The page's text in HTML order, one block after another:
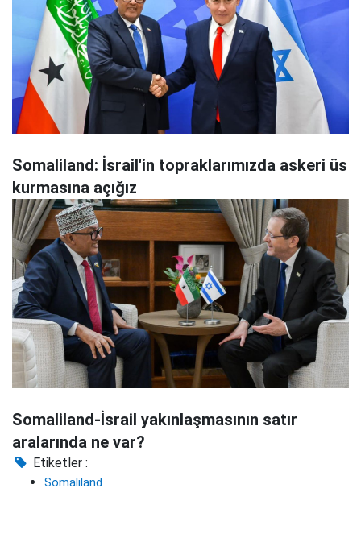
Somaliland: İsrail'in topraklarımızda askeri üs
kurmasına açığız
Somaliland-İsrail yakınlaşmasının satır
aralarında ne var?
Etiketler :
Somaliland